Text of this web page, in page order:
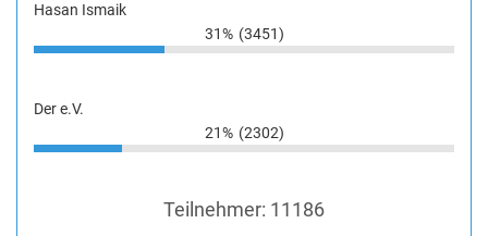
Hasan Ismaik
31% (3451)
Der e.V.
21% (2302)
Teilnehmer: 11186